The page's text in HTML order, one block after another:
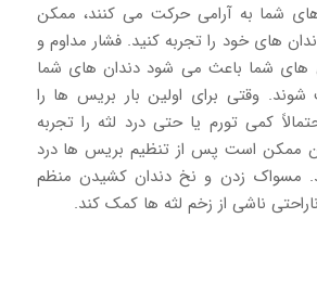
شما به آرامی حرکت می کنند، ممکن
های خود را تجربه کنید. فشار مداوم و
های شما باعث می شود دندان های شما
وقتی برای اولین بار بریس ها را
کمی تورم یا حتی درد لثه را تجربه
ممکن است پس از تنظیم بریس ها درد
مسواک زدن و نخ دندان کشیدن منظم
ناشی از زخم لثه ها کمک کند.